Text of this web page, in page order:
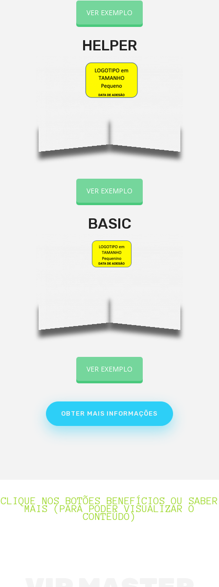
VER EXEMPLO
HELPER
VER EXEMPLO
BASIC
VER EXEMPLO
OBTER MAIS INFORMAÇÕES
CLIQUE NOS BOTÕES BENEFÍCIOS OU SABER
MAIS (PARA PODER VISUALIZAR O
CONTEÚDO)